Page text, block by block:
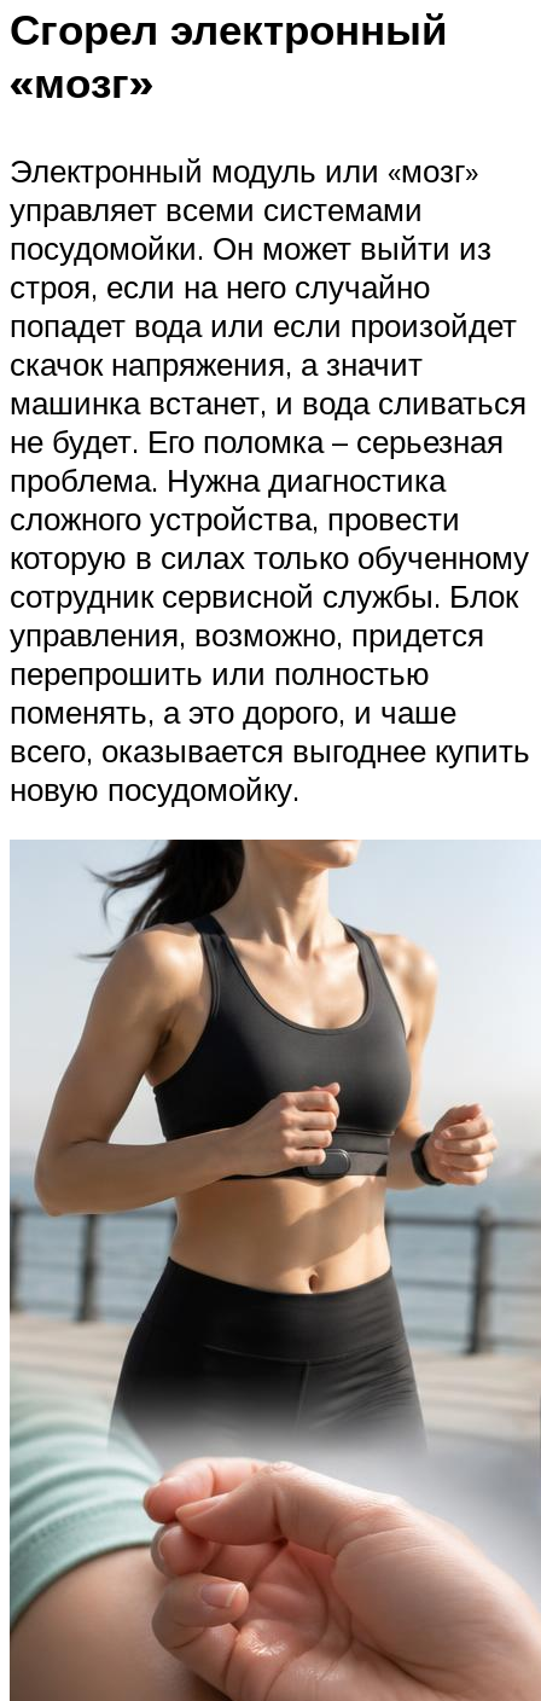
Сгорел электронный
«мозг»
Электронный модуль или «мозг»
управляет всеми системами
посудомойки. Он может выйти из
строя, если на него случайно
попадет вода или если произойдет
скачок напряжения, а значит
машинка встанет, и вода сливаться
не будет. Его поломка – серьезная
проблема. Нужна диагностика
сложного устройства, провести
которую в силах только обученному
сотрудник сервисной службы. Блок
управления, возможно, придется
перепрошить или полностью
поменять, а это дорого, и чаше
всего, оказывается выгоднее купить
новую посудомойку.